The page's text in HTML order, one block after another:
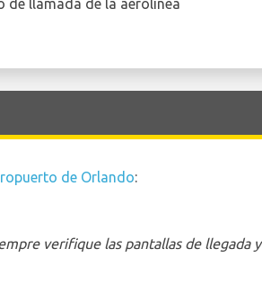
de llamada de la aerolínea
de Orlando:
verifique las pantallas de llegada y